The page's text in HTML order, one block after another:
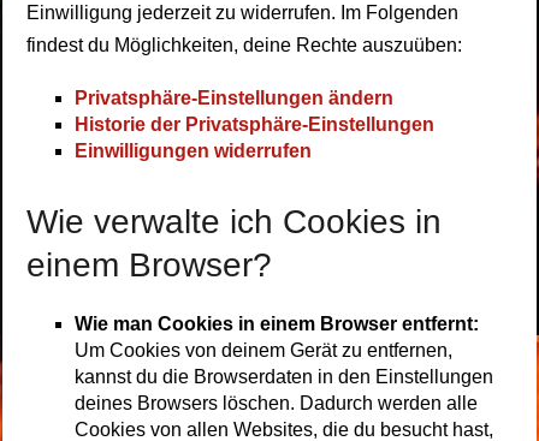
Einwilligung jederzeit zu widerrufen. Im Folgenden
findest du Möglichkeiten, deine Rechte auszuüben:
Privatsphäre-Einstellungen ändern
Historie der Privatsphäre-Einstellungen
Einwilligungen widerrufen
Wie verwalte ich Cookies in
einem Browser?
Wie man Cookies in einem Browser entfernt:
Um Cookies von deinem Gerät zu entfernen,
kannst du die Browserdaten in den Einstellungen
deines Browsers löschen. Dadurch werden alle
Cookies von allen Websites, die du besucht hast,